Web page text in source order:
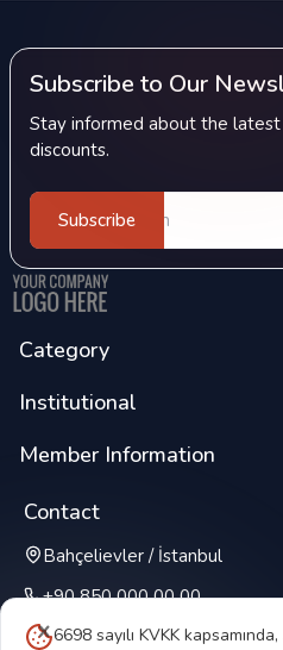
6698 sayılı KVKK
Subscribe to Our
Stay informed about the
discounts.
Subscribe
Category
Institutional
Member Information
Contact
Bahçelievler / İstanbul
+90 850 000 00 00